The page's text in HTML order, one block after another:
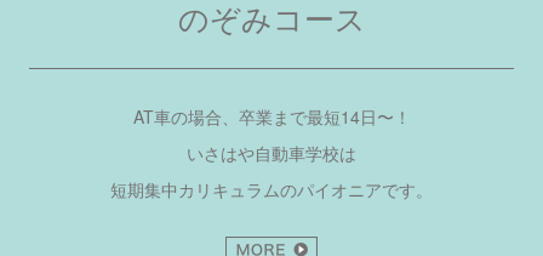
のぞみコース
AT車の場合、卒業まで最短14日〜！
いさはや自動車学校は
短期集中カリキュラムのパイオニアです。